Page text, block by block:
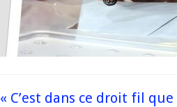
#corse
« C’est dans ce droit fil